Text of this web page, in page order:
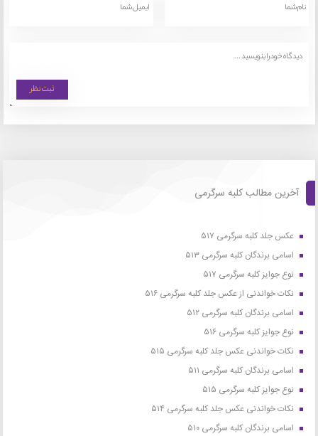
آخرین مطالب کلبه سرگرمی
عکس جلد کلبه سرگرمی ۵۱۷
اسامی برندگان کلبه سرگرمی ۵۱۳
نوع جوایز کلبه سرگرمی ۵۱۷
نکات خواندنی از عکس جلد کلبه سرگرمی ۵۱۶
اسامی برندگان کلبه سرگرمی ۵۱۲
نوع جوایز کلبه سرگرمی ۵۱۶
نکات خواندنی عکس جلد کلبه سرگرمی ۵۱۵
اسامی برندگان کلبه سرگرمی ۵۱۱
نوع جوایز کلبه سرگرمی ۵۱۵
نکات خواندنی عکس جلد کلبه سرگرمی ۵۱۴
اسامی برندگان کلبه سرگرمی ۵۱۰